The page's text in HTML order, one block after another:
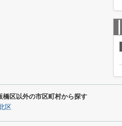
橋区以外の市区町村から探す
区